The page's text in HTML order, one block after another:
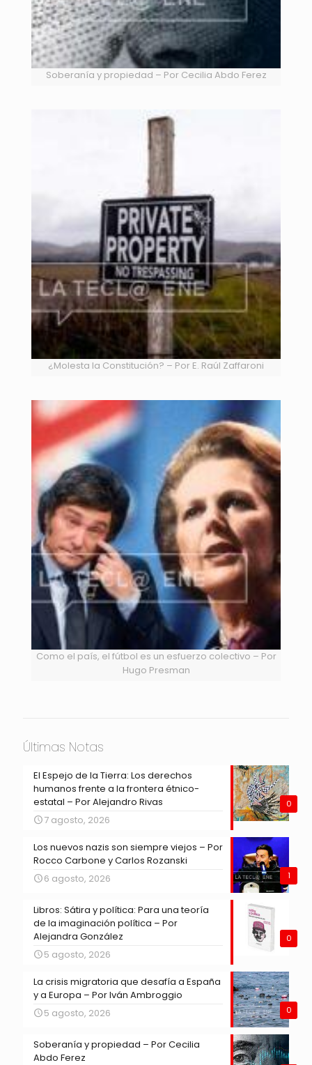
Soberanía y propiedad – Por Cecilia Abdo Ferez
¿Molesta la Constitución? – Por E. Raúl Zaffaroni
Como el país, el fútbol es un esfuerzo colectivo – Por
Hugo Presman
Últimas Notas
0
El Espejo de la Tierra: Los derechos
humanos frente a la frontera étnico-
estatal – Por Alejandro Rivas
7 agosto, 2026
1
Los nuevos nazis son siempre viejos – Por
Rocco Carbone y Carlos Rozanski
6 agosto, 2026
0
Libros: Sátira y política: Para una teoría
de la imaginación política – Por
Alejandra González
5 agosto, 2026
0
La crisis migratoria que desafía a España
y a Europa – Por Iván Ambroggio
5 agosto, 2026
Soberanía y propiedad – Por Cecilia
Abdo Ferez